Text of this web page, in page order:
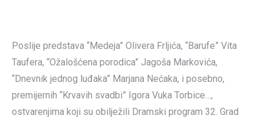
Poslije predstava “Medeja” Olivera Frljića, “Barufe” Vita
Taufera, “Ožalošćena porodica” Jagoša Markovića,
“Dnevnik jednog luđaka” Marjana Nećaka, i posebno,
premijernih “Krvavih svadbi” Igora Vuka Torbice…,
ostvarenjima koji su obilježili Dramski program 32. Grad